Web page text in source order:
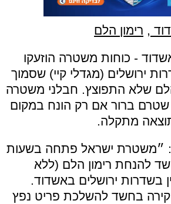
, רימון הלם
- כוחות משטרה הוזעקו
ירושלים (מגדלי קיי) שסמוך
הלם שלא התפוצץ. חבלני משטרה
שטרם ברור אם רק הונח במקום
מתקלה.
״משטרת ישראל פתחה בשעות
להנחת רימון הלם (ללא
בשדרות ירושלים באשדוד.
בחשד להשלכת פריט נפץ